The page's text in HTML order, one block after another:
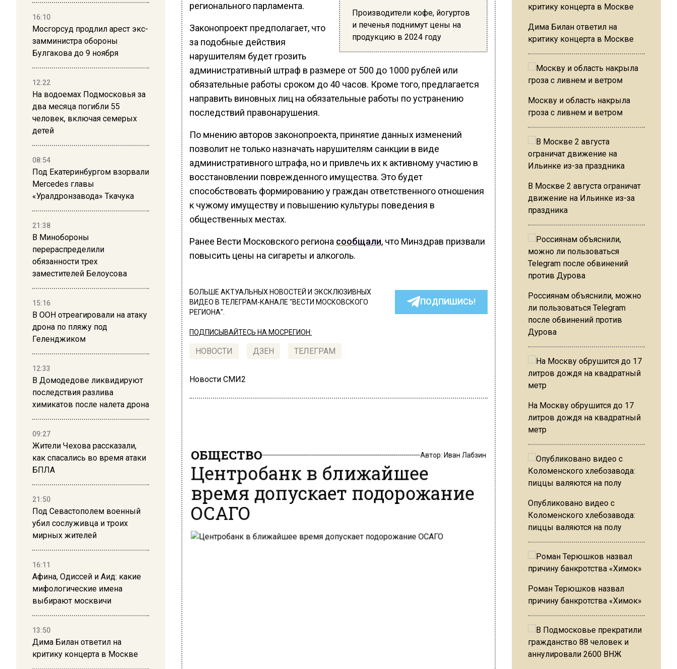
16:10
Мосгорсуд продлил арест экс-
замминистра обороны
Булгакова до 9 ноября
12:22
На водоемах Подмосковья за
два месяца погибли 55
человек, включая семерых
детей
08:54
Под Екатеринбургом взорвали
Mercedes главы
«Уралдронзавода» Ткачука
21:38
В Минобороны
перераспределили
обязанности трех
заместителей Белоусова
15:16
В ООН отреагировали на атаку
дрона по пляжу под
Геленджиком
12:33
В Домодедове ликвидируют
последствия разлива
химикатов после налета дрона
09:27
Жители Чехова рассказали,
как спасались во время атаки
БПЛА
21:50
Под Севастополем военный
убил сослуживца и троих
мирных жителей
16:11
Афина, Одиссей и Аид: какие
мифологические имена
выбирают москвичи
13:50
Дима Билан ответил на
критику концерта в Москве
регионального парламента.
Производители кофе, йогуртов
и печенья поднимут цены на
продукцию в 2024 году
Законопроект предполагает, что
за подобные действия
нарушителям будет грозить
административный штраф в размере от 500 до 1000 рублей или
обязательные работы сроком до 40 часов. Кроме того, предлагается
направить виновных лиц на обязательные работы по устранению
последствий правонарушения.
По мнению авторов законопроекта, принятие данных изменений
позволит не только назначать нарушителям санкции в виде
административного штрафа, но и привлечь их к активному участию в
восстановлении поврежденного имущества. Это будет
способствовать формированию у граждан ответственного отношения
к чужому имуществу и повышению культуры поведения в
общественных местах.
Ранее Вести Московского региона сообщали, что Минздрав призвали
повысить цены на сигареты и алкоголь.
БОЛЬШЕ АКТУАЛЬНЫХ НОВОСТЕЙ И ЭКСКЛЮЗИВНЫХ
ВИДЕО В ТЕЛЕГРАМ-КАНАЛЕ "ВЕСТИ МОСКОВСКОГО
РЕГИОНА".
ПОДПИШИСЬ!
ПОДПИСЫВАЙТЕСЬ НА МОСРЕГИОН:
НОВОСТИ ДЗЕН ТЕЛЕГРАМ
Новости СМИ2
ОБЩЕСТВО Автор:Иван Лабзин
Центробанк в ближайшее
время допускает подорожание
ОСАГО
Дима Билан ответил на
критику концерта в Москве
Москву и область накрыла
гроза с ливнем и ветром
В Москве 2 августа ограничат
движение на Ильинке из-за
праздника
Россиянам объяснили, можно
ли пользоваться Telegram
после обвинений против
Дурова
На Москву обрушится до 17
литров дождя на квадратный
метр
Опубликовано видео с
Коломенского хлебозавода:
пиццы валяются на полу
Роман Терюшков назвал
причину банкротства «Химок»